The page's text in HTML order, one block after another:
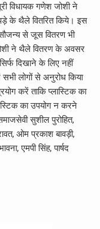
विधायक गणेश जोशी ने
के थैले वितरित किये। इस
सौजन्य से जूस वितरण भी
ने थैले वितरण के अवसर
दिखाने के लिए नहीं
लोगों से अनुरोध किया
करें ताकि प्लास्टिक का
का उपयोग न करने
सुशील पुरोहित,
ओम प्रकाश बावड़ी,
एमपी सिंह, पार्षद